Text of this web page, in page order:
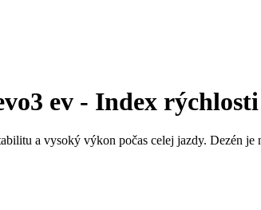
ev - Index
a vysoký výkon počas celej jazdy. Dezén